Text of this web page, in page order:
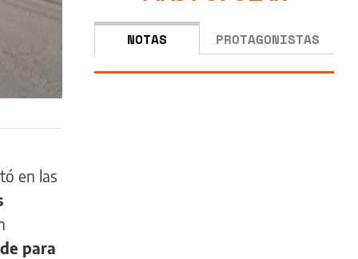
en las
para
NOTAS PROTAGONISTAS